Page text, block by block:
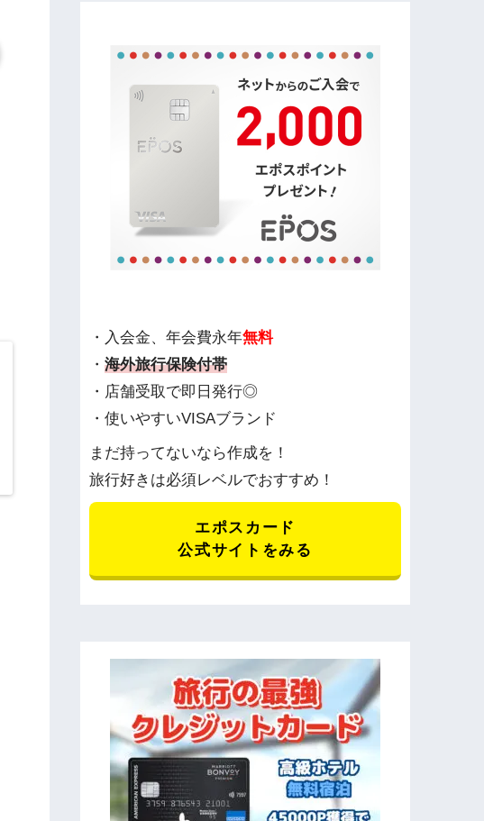
・入会金、年会費永年無料
・海外旅行保険付帯
・店舗受取で即日発行◎
・使いやすいVISAブランド
まだ持ってないなら作成を！
旅行好きは必須レベルでおすすめ！
エポスカード
公式サイトをみる